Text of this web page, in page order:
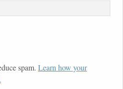
spam. Learn how your